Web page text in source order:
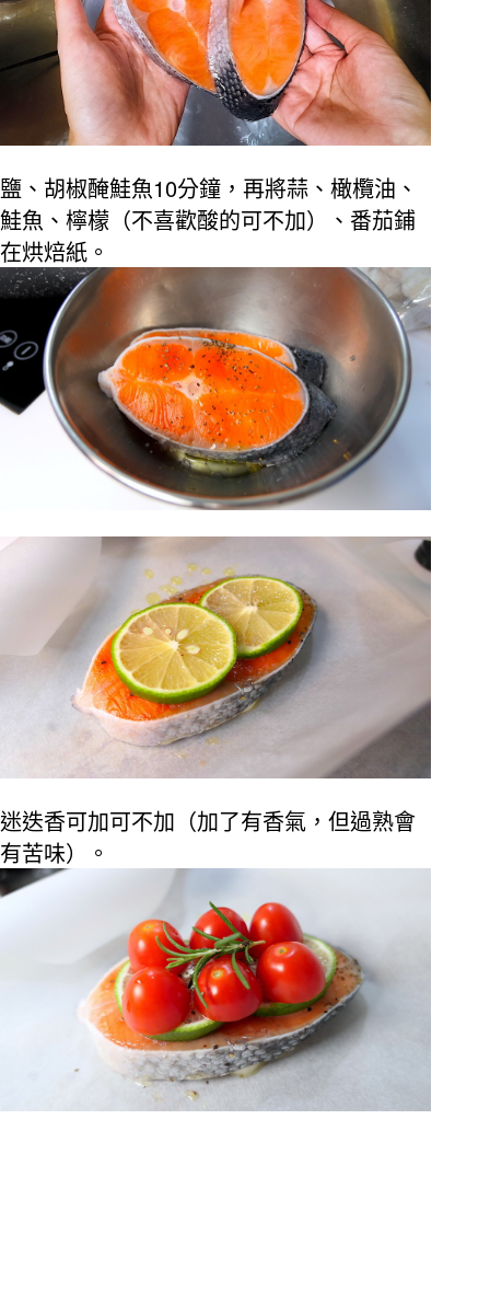
鹽、胡椒醃鮭魚10分鐘，再將蒜、橄欖油、
鮭魚、檸檬（不喜歡酸的可不加）、番茄鋪
在烘焙紙。
迷迭香可加可不加（加了有香氣，但過熟會
有苦味）。